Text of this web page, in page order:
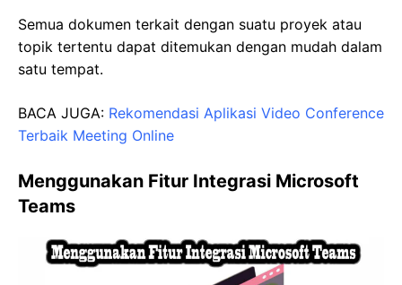
Semua dokumen terkait dengan suatu proyek atau
topik tertentu dapat ditemukan dengan mudah dalam
satu tempat.
BACA JUGA: Rekomendasi Aplikasi Video Conference
Terbaik Meeting Online
Menggunakan Fitur Integrasi Microsoft
Teams